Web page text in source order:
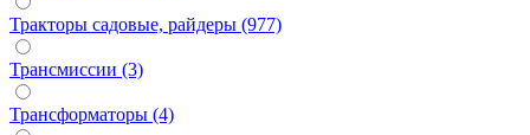
Тракторы садовые, райдеры (977)
Трансмиссии (3)
Трансформаторы (4)